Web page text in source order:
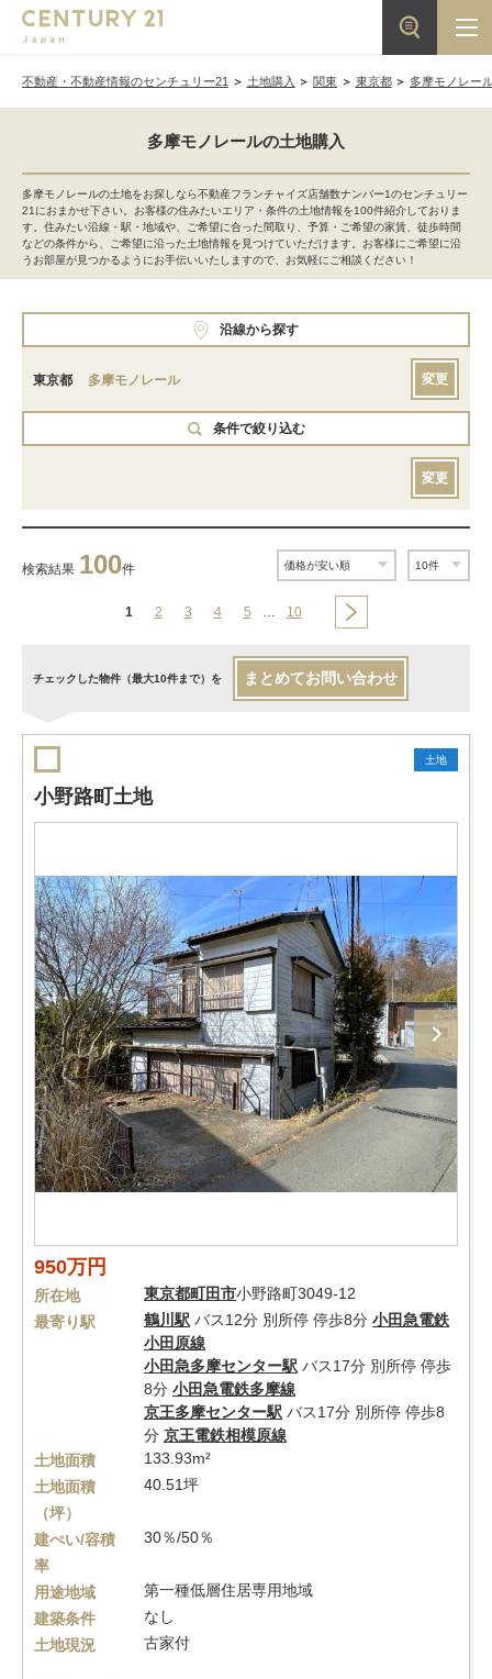
不動産・不動産情報のセンチュリー21 土地購入 関東 東京都 多摩モノレー
多摩モノレールの土地購入
多摩モノレールの土地をお探しなら不動産フランチャイズ店舗数ナンバー1のセンチュリー
21におまかせ下さい。お客様の住みたいエリア・条件の土地情報を100件紹介しておりま
す。住みたい沿線・駅・地域や、ご希望に合った間取り、予算・ご希望の家賃、徒歩時間
などの条件から、ご希望に沿った土地情報を見つけていただけます。お客様にご希望に沿
うお部屋が見つかるようにお手伝いいたしますので、お気軽にご相談ください！
沿線から探す
東京都 多摩モノレール 変更
条件で絞り込む
変更
検索結果 100件
1 2 3 4 5 … 10
チェックした物件（最大10件まで）を まとめてお問い合わせ
土地
小野路町土地
950万円
所在地 東京都町田市小野路町3049-12
最寄り駅
鶴川駅 バス12分 別所停 停歩8分 小田急電鉄
小田原線
小田急多摩センター駅 バス17分 別所停 停歩
8分 小田急電鉄多摩線
京王多摩センター駅 バス17分 別所停 停歩8
分 京王電鉄相模原線
土地面積
133.93m²
土地面積
（坪）
40.51坪
建ぺい/容積
率
30％/50％
用途地域
第一種低層住居専用地域
建築条件
なし
土地現況
古家付